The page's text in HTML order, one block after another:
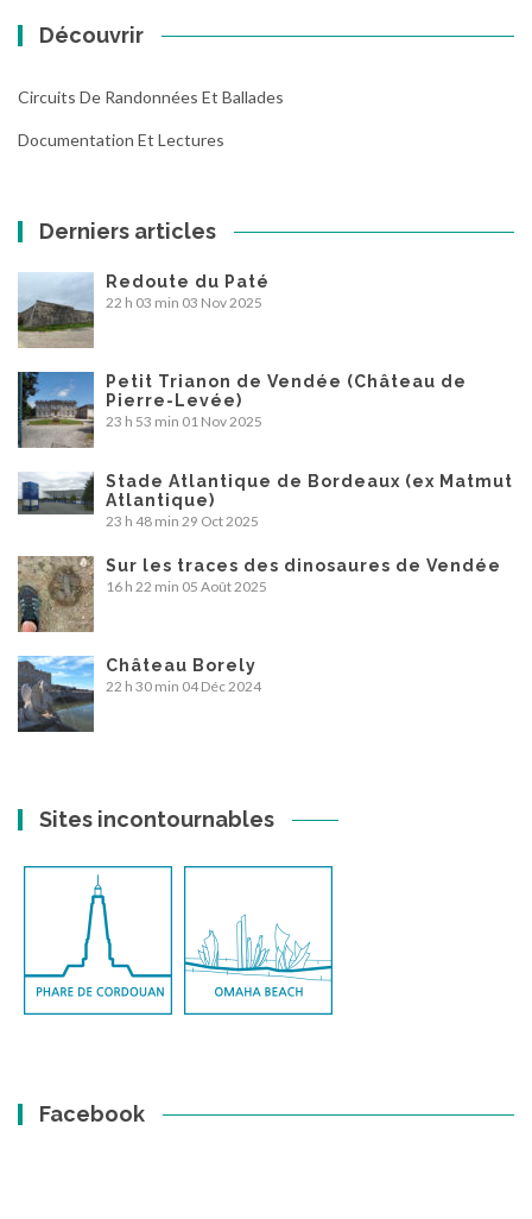
Découvrir
Circuits De Randonnées Et Ballades
Documentation Et Lectures
Derniers articles
Redoute du Paté
22 h 03 min 03 Nov 2025
Petit Trianon de Vendée (Château de
Pierre-Levée)
23 h 53 min 01 Nov 2025
Stade Atlantique de Bordeaux (ex Matmut
Atlantique)
23 h 48 min 29 Oct 2025
Sur les traces des dinosaures de Vendée
16 h 22 min 05 Août 2025
Château Borely
22 h 30 min 04 Déc 2024
Sites incontournables
Facebook